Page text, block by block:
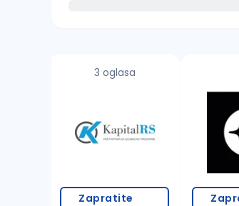
proverite pravopisne
povećajte radijus za
3 oglasa
Zapratite